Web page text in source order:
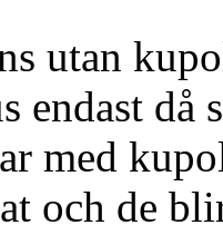
utan
endast då
med
och de